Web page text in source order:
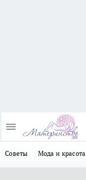
Советы Мода и красота